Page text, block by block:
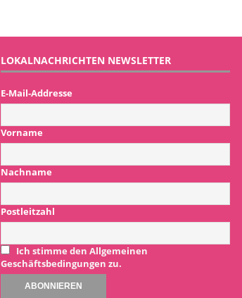
LOKALNACHRICHTEN NEWSLETTER
E-Mail-Addresse
Vorname
Nachname
Postleitzahl
Ich stimme den Allgemeinen
Geschäftsbedingungen zu.